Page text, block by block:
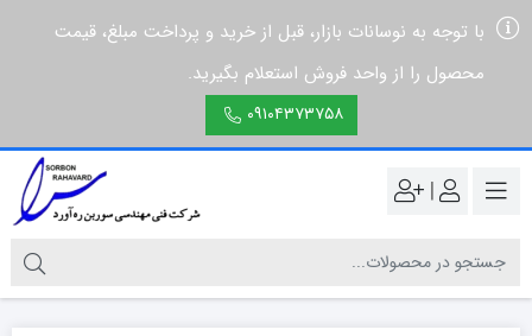
با توجه به نوسانات بازار، قبل از خرید و پرداخت مبلغ، قیمت
محصول را از واحد فروش استعلام بگیرید.
۰۹۱۰۴۳۷۳۷۵۸
|